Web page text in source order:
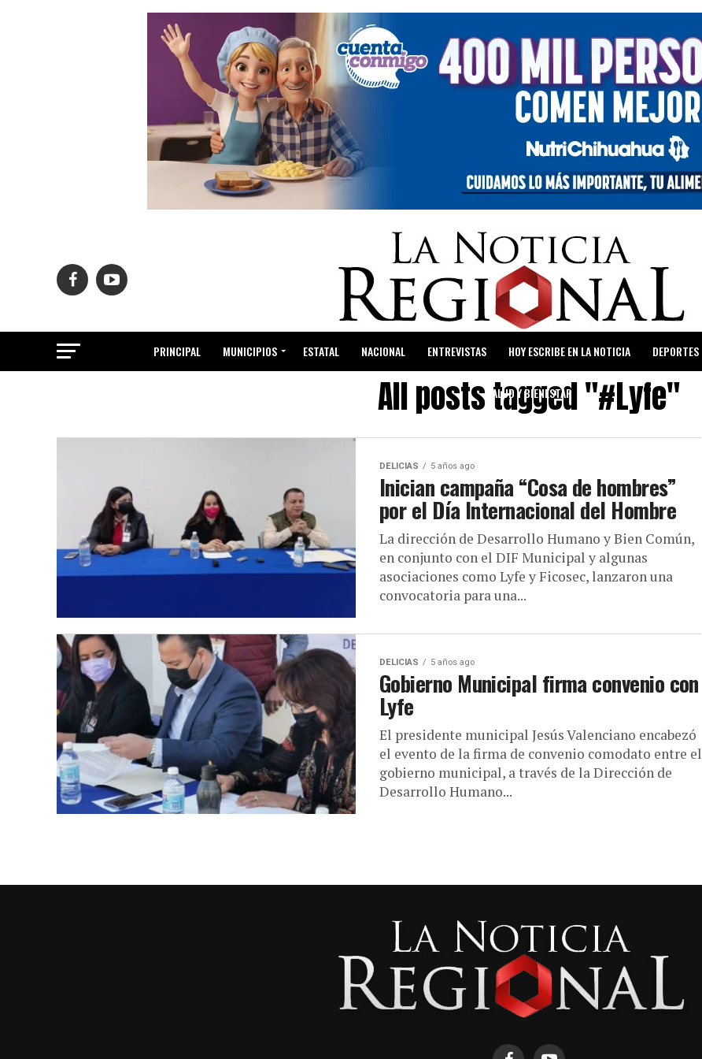
PRINCIPAL MUNICIPIOS ESTATAL NACIONAL ENTREVISTAS HOY ESCRIBE EN LA NOTICIA DEPORTES
SALUD Y BIENESTAR
All posts tagged "#Lyfe"
DELICIAS 5 años ago
Inician campaña “Cosa de hombres”
por el Día Internacional del Hombre
La dirección de Desarrollo Humano y Bien Común,
en conjunto con el DIF Municipal y algunas
asociaciones como Lyfe y Ficosec, lanzaron una
convocatoria para una...
DELICIAS 5 años ago
Gobierno Municipal firma convenio con
Lyfe
El presidente municipal Jesús Valenciano encabezó
el evento de la firma de convenio comodato entre el
gobierno municipal, a través de la Dirección de
Desarrollo Humano...